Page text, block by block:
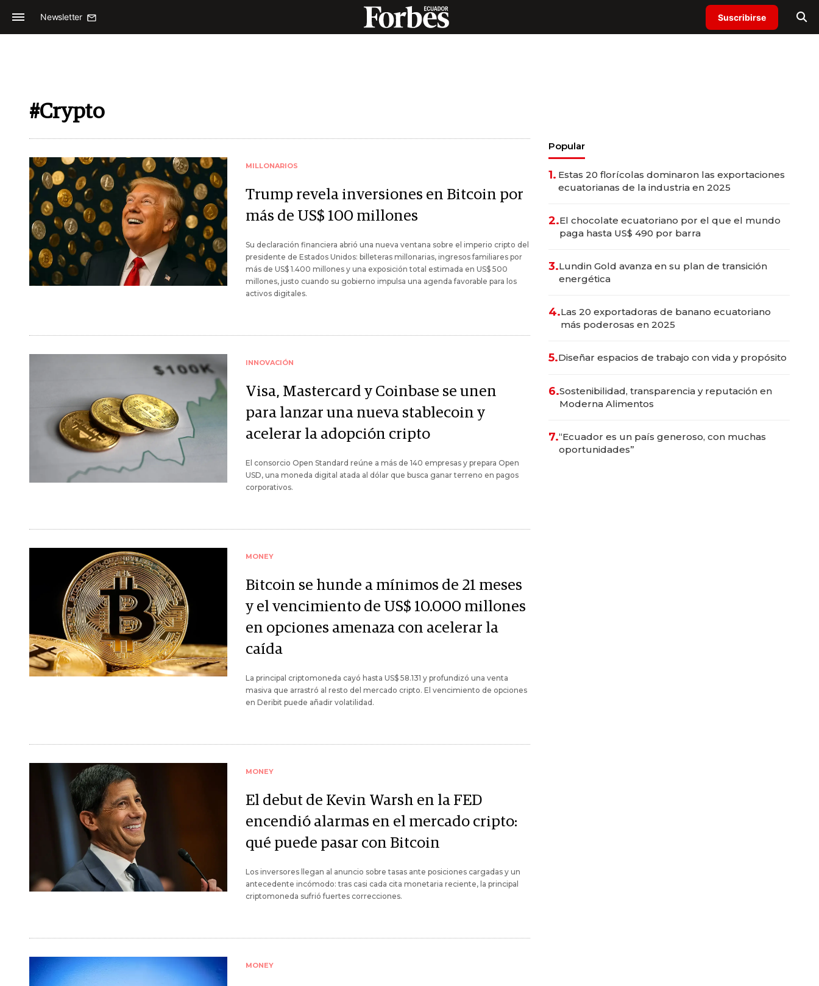
Newsletter Suscribirse
#Crypto
MILLONARIOS
Trump revela inversiones en Bitcoin por
más de US$ 100 millones
Su declaración financiera abrió una nueva ventana sobre el imperio cripto del
presidente de Estados Unidos: billeteras millonarias, ingresos familiares por
más de US$ 1.400 millones y una exposición total estimada en US$ 500
millones, justo cuando su gobierno impulsa una agenda favorable para los
activos digitales.
INNOVACIÓN
Visa, Mastercard y Coinbase se unen
para lanzar una nueva stablecoin y
acelerar la adopción cripto
El consorcio Open Standard reúne a más de 140 empresas y prepara Open
USD, una moneda digital atada al dólar que busca ganar terreno en pagos
corporativos.
MONEY
Bitcoin se hunde a mínimos de 21 meses
y el vencimiento de US$ 10.000 millones
en opciones amenaza con acelerar la
caída
La principal criptomoneda cayó hasta US$ 58.131 y profundizó una venta
masiva que arrastró al resto del mercado cripto. El vencimiento de opciones
en Deribit puede añadir volatilidad.
MONEY
El debut de Kevin Warsh en la FED
encendió alarmas en el mercado cripto:
qué puede pasar con Bitcoin
Los inversores llegan al anuncio sobre tasas ante posiciones cargadas y un
antecedente incómodo: tras casi cada cita monetaria reciente, la principal
criptomoneda sufrió fuertes correcciones.
MONEY
Popular
1. Estas 20 florícolas dominaron las exportaciones
ecuatorianas de la industria en 2025
2.El chocolate ecuatoriano por el que el mundo
paga hasta US$ 490 por barra
3.Lundin Gold avanza en su plan de transición
energética
4.Las 20 exportadoras de banano ecuatoriano
más poderosas en 2025
5.Diseñar espacios de trabajo con vida y propósito
6.Sostenibilidad, transparencia y reputación en
Moderna Alimentos
7.“Ecuador es un país generoso, con muchas
oportunidades”